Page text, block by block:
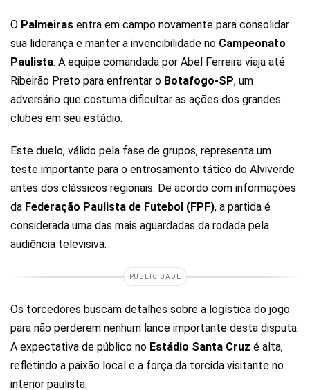
O Palmeiras entra em campo novamente para consolidar
sua liderança e manter a invencibilidade no Campeonato
Paulista. A equipe comandada por Abel Ferreira viaja até
Ribeirão Preto para enfrentar o Botafogo-SP, um
adversário que costuma dificultar as ações dos grandes
clubes em seu estádio.
Este duelo, válido pela fase de grupos, representa um
teste importante para o entrosamento tático do Alviverde
antes dos clássicos regionais. De acordo com informações
da Federação Paulista de Futebol (FPF), a partida é
considerada uma das mais aguardadas da rodada pela
audiência televisiva.
PUBLICIDADE
Os torcedores buscam detalhes sobre a logística do jogo
para não perderem nenhum lance importante desta disputa.
A expectativa de público no Estádio Santa Cruz é alta,
refletindo a paixão local e a força da torcida visitante no
interior paulista.